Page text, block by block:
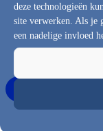
deze technologieën
site verwerken. Als je
een nadelige invloed